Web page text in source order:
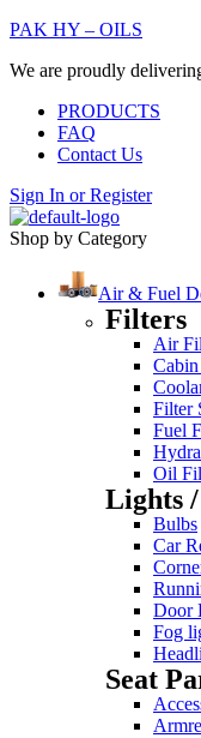
PAK HY – OILS
We are proudly
PRODUCTS
FAQ
Contact Us
Sign In orRegister
Shop by Category
Air & Fuel
Filters
Air
Filter
Fuel
Oil
Lights
Bulbs
Car
Door
Fog
Seat